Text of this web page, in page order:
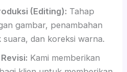
(Editing): Tahap
gambar, penambahan
suara, dan koreksi warna.
Kami memberikan